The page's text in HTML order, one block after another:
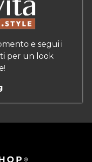
e segui i
per un look